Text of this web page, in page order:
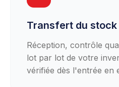
Transfert du stock
Réception, contrôle
lot par lot de votre
vérifiée dès l'entrée en